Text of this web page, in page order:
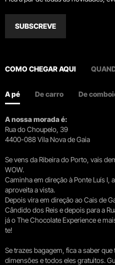
SUBSCREVE
COMO CHEGAR AQUI
A pé De carro De
A nossa morada é:
Rua do Choupelo, 39
4400-088 Vila Nova de Gaia
Se vens da Ribeira do Porto, vais
WOW.
Caminha em direção à Ponte Luís I,
aproveita a vista.
Depois vira em direção ao Cais de
Cândido dos Reis e depois para a
já o The Chocolate Experience e
te!
Se trazes bagagem, fica a saber
dimensões e todos eles gratuitos.